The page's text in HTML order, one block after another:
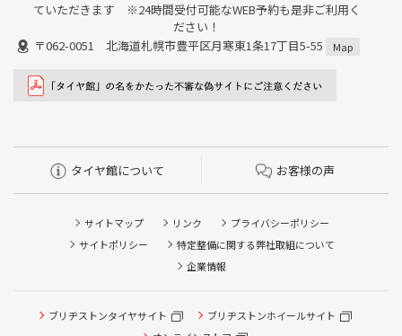
ていただきます ※24時間受付可能なWEB予約も是非ご利用く
ださい！
〒062-0051 北海道札幌市豊平区月寒東1条17丁目5-55
Map
タイヤ館について お客様の声
サイトマップ リンク
プライバシーポリシー
サイトポリシー
特定整備に関する弊社取組について
企業情報
ブリヂストンタイヤサイト
ブリヂストンホイールサイト
タイヤ点検・安全点検/タイヤ履き替え/オイル交換/その他